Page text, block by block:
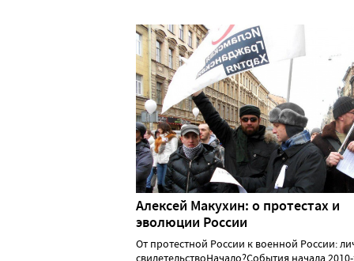
Алексей Макуxин: о протестаx и
эволюции России
От протестной России к военной России:
свидетельствоНачало?События начала